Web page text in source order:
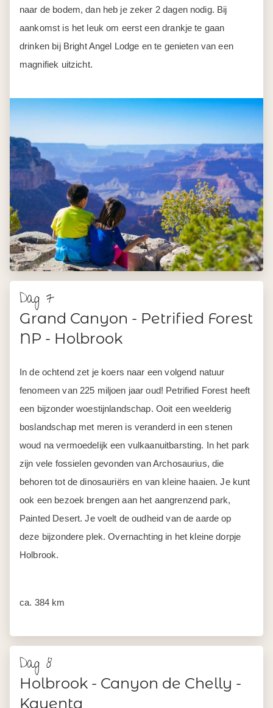
naar de bodem, dan heb je zeker 2 dagen nodig. Bij
aankomst is het leuk om eerst een drankje te gaan
drinken bij Bright Angel Lodge en te genieten van een
magnifiek uitzicht.
Dag 7
Grand Canyon - Petrified Forest
NP - Holbrook
In de ochtend zet je koers naar een volgend natuur
fenomeen van 225 miljoen jaar oud! Petrified Forest heeft
een bijzonder woestijnlandschap. Ooit een weelderig
boslandschap met meren is veranderd in een stenen
woud na vermoedelijk een vulkaanuitbarsting. In het park
zijn vele fossielen gevonden van Archosaurius, die
behoren tot de dinosauriërs en van kleine haaien. Je kunt
ook een bezoek brengen aan het aangrenzend park,
Painted Desert. Je voelt de oudheid van de aarde op
deze bijzondere plek. Overnachting in het kleine dorpje
Holbrook.
ca. 384 km
Dag 8
Holbrook - Canyon de Chelly -
Kayenta